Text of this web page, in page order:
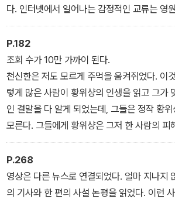
다. 인터넷에서 일어나는 감정적인 교류는 영
같았다. 하지만 천신한은 시리와 주고받은 대
고 있다. 셀 수 없이 많은 밤, 그는 대화 기록을
다. 그 기록은 때로는 튀어 나가고 때로는 멈춰
한의 의식을 담은 책과 같았다. 다만 한 가지
주인공이 진심으로 서로에게 관심을 쏟고 있
P.182
조회 수가 10만 가까이 된다.
천신한은 저도 모르게 주먹을 움켜쥐었다. 이
렇게 많은 사람이 황위샹의 인생을 읽고 그가
인 결말을 다 알게 되었는데, 그들은 정작 황
모른다. 그들에게 황위샹은 그저 한 사람의 피
인터넷에 존재하는 인간의 흔적은 시간에 있
다. 침식, 풍화, 퇴색 그 어느 것도 일어나지 않
를 읽은 10만 명의 뼈는 먼지가 되어 사라지겠
한 글자 조금도 손실되지 않고 건재할 것이다.
P.268
영상은 다른 뉴스로 연결되었다. 얼마 지나지
의 기사와 한 편의 사설 논평을 읽었다. 이런